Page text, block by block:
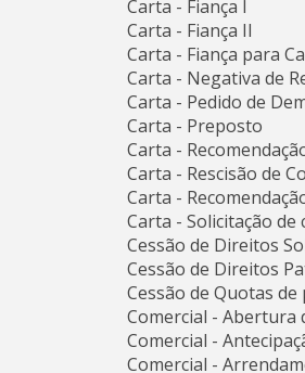
Carta - Fiança I
Carta - Fiança II
Carta - Fiança para
Carta - Negativa de
Carta - Pedido de
Carta - Preposto
Carta -
Carta - Rescisão de
Carta -
Carta - Solicitação
Cessão de Direitos
Cessão de Direitos
Cessão de Quotas
Comercial - Abertura
Comercial -
Comercial -